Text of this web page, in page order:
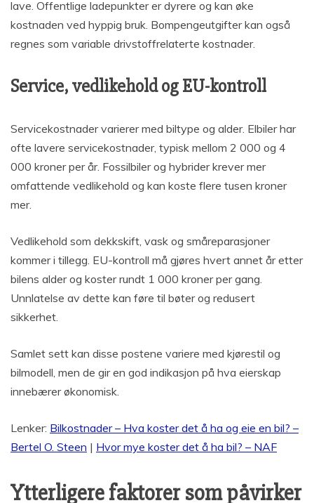
lave. Offentlige ladepunkter er dyrere og kan øke
kostnaden ved hyppig bruk. Bompengeutgifter kan også
regnes som variable drivstoffrelaterte kostnader.
Service, vedlikehold og EU-kontroll
Servicekostnader varierer med biltype og alder. Elbiler har
ofte lavere servicekostnader, typisk mellom 2 000 og 4
000 kroner per år. Fossilbiler og hybrider krever mer
omfattende vedlikehold og kan koste flere tusen kroner
mer.
Vedlikehold som dekkskift, vask og småreparasjoner
kommer i tillegg. EU-kontroll må gjøres hvert annet år etter
bilens alder og koster rundt 1 000 kroner per gang.
Unnlatelse av dette kan føre til bøter og redusert
sikkerhet.
Samlet sett kan disse postene variere med kjørestil og
bilmodell, men de gir en god indikasjon på hva eierskap
innebærer økonomisk.
Lenker: Bilkostnader – Hva koster det å ha og eie en bil? –
Bertel O. Steen | Hvor mye koster det å ha bil? – NAF
Ytterligere faktorer som påvirker